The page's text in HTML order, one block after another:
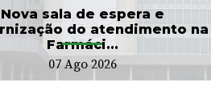
Nova sala de espera e
do atendimento na
Farmáci...
07 Ago 2026
24 Jul 2026